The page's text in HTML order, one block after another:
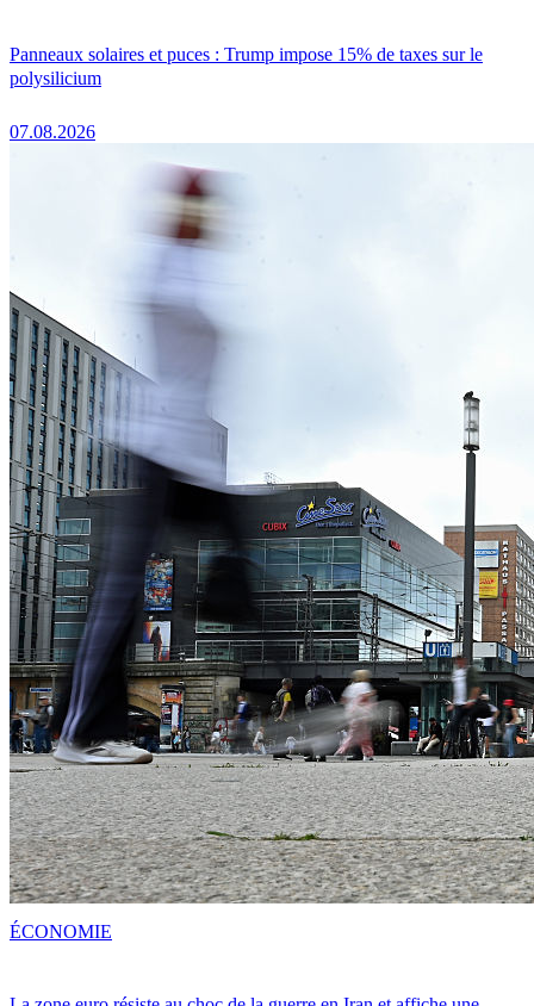
Panneaux solaires et puces : Trump impose 15% de taxes sur le
polysilicium
07.08.2026
ÉCONOMIE